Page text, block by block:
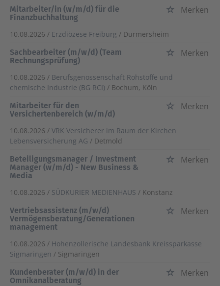
Mitarbeiter/in (w/m/d) für die
Finanzbuchhaltung
Merken
10.08.2026 / Erzdiözese Freiburg / Durmersheim
Sachbearbeiter (m/w/d) (Team
Rechnungsprüfung)
Merken
10.08.2026 / Berufsgenossenschaft Rohstoffe und
chemische Industrie (BG RCI) / Bochum, Köln
Mitarbeiter für den
Versichertenbereich (w/m/d)
Merken
10.08.2026 / VRK Versicherer im Raum der Kirchen
Lebensversicherung AG / Detmold
Beteiligungsmanager / Investment
Manager (w/m/d) - New Business &
Media
Merken
10.08.2026 / SÜDKURIER MEDIENHAUS / Konstanz
Vertriebsassistenz (m/w/d)
Vermögensberatung/Generationen
management
Merken
10.08.2026 / Hohenzollerische Landesbank Kreissparkasse
Sigmaringen / Sigmaringen
Kundenberater (m/w/d) in der
Omnikanalberatung
Merken